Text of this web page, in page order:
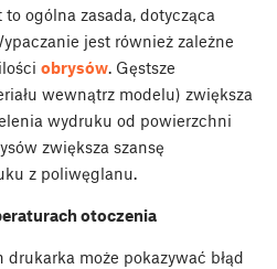
ogólna zasada, dotycząca
jest również zależne
obrysów. Gęstsze
wewnątrz modelu) zwiększa
wydruku od powierzchni
zwiększa szansę
z poliwęglanu.
otoczenia
może pokazywać błąd